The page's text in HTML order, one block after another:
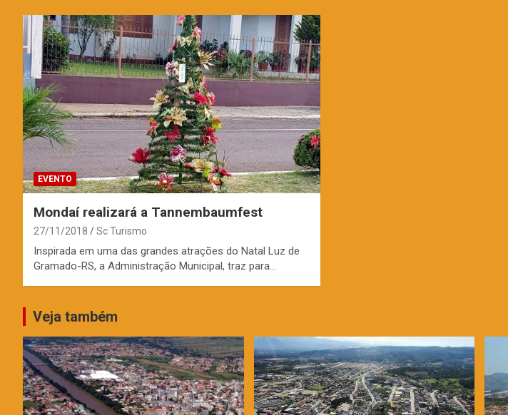
EVENTO
Mondaí realizará a Tannembaumfest
27/11/2018 Sc Turismo
Inspirada em uma das grandes atrações do Natal Luz de
Gramado-RS, a Administração Municipal, traz para…
Veja também